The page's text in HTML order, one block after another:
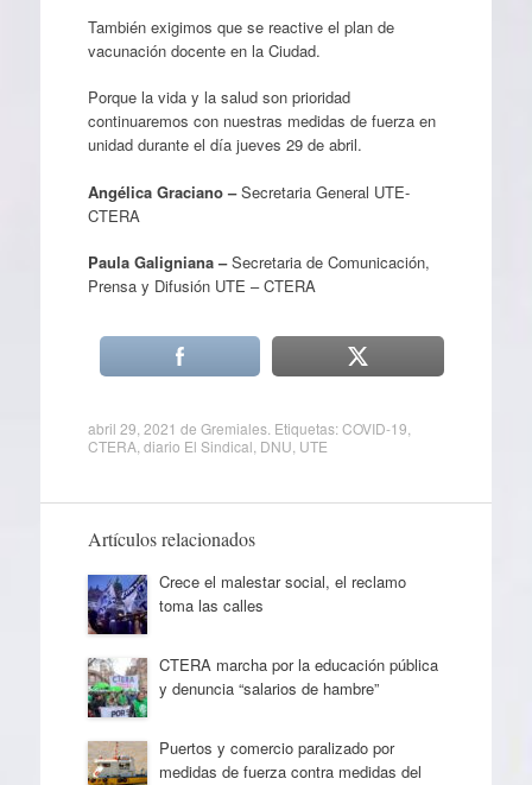
También exigimos que se reactive el plan de
vacunación docente en la Ciudad.
Porque la vida y la salud son prioridad
continuaremos con nuestras medidas de fuerza en
unidad durante el día jueves 29 de abril.
Angélica Graciano –Secretaria General UTE-
CTERA
Paula Galigniana –Secretaria de Comunicación,
Prensa y Difusión UTE – CTERA
abril 29, 2021 de Gremiales. Etiquetas:COVID-19
CTERA, diario El Sindical DNU UTE
Artículos relacionados
Crece el malestar social, el reclamo
toma las calles
CTERA marcha por la educación pública
y denuncia “salarios de hambre”
Puertos y comercio paralizado por
medidas de fuerza contra medidas del